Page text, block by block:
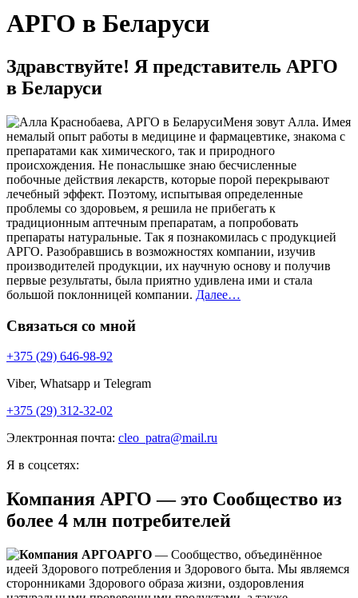
АРГО в Беларуси
Здравствуйте! Я представитель АРГО
в Беларуси
Меня зовут Алла. Имея
немалый опыт работы в медицине и фармацевтике, знакома с
препаратами как химического, так и природного
происхождения. Не понаслышке знаю бесчисленные
побочные действия лекарств, которые порой перекрывают
лечебный эффект. Поэтому, испытывая определенные
проблемы со здоровьем, я решила не прибегать к
традиционным аптечным препаратам, а попробовать
препараты натуральные. Так я познакомилась с продукцией
АРГО. Разобравшись в возможностях компании, изучив
производителей продукции, их научную основу и получив
первые результаты, была приятно удивлена ими и стала
большой поклонницей компании. Далее…
Связаться со мной
+375 (29) 646-98-92
Viber, Whatsapp и Telegram
+375 (29) 312-32-02
Электронная почта: cleo_patra@mail.ru
Я в соцсетях:
Компания АРГО — это Сообщество из
более 4 млн потребителей
АРГО — Сообщество, объединённое
идеей Здорового потребления и Здорового быта. Мы являемся
сторонниками Здорового образа жизни, оздоровления